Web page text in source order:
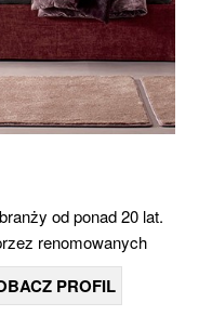
od ponad 20 lat.
renomowanych
PROFIL